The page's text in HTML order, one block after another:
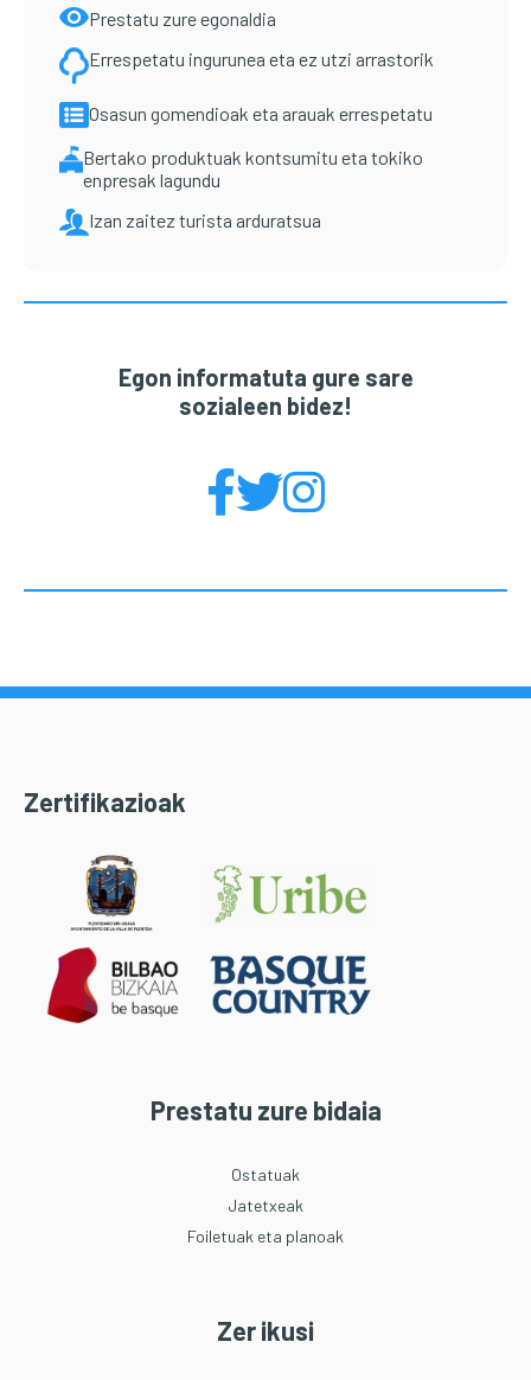
Prestatu zure egonaldia
Errespetatu ingurunea eta ez utzi arrastorik
Osasun gomendioak eta arauak errespetatu
Bertako produktuak kontsumitu eta tokiko
enpresak lagundu
Izan zaitez turista arduratsua
Egon informatuta gure sare
sozialeen bidez!
Zertifikazioak
Prestatu zure bidaia
Ostatuak
Jatetxeak
Foiletuak eta planoak
Zer ikusi